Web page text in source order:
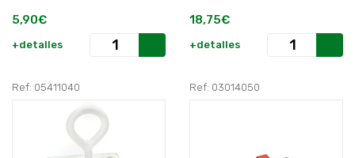
5,90€
+detalles
18,75€
+detalles
Ref: 05411040 Ref: 03014050